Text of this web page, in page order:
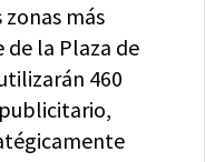
más
la Plaza de
460